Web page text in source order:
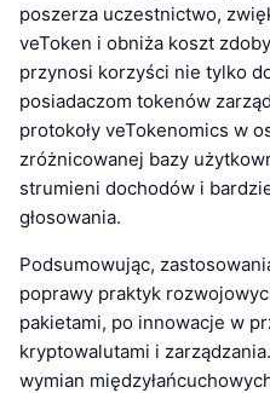
poszerza uczestnictwo,
veToken i obniża koszt
przynosi korzyści nie tylko
posiadaczom tokenów
protokoły veTokenomics w
zróżnicowanej bazy
strumieni dochodów i
głosowania.
Podsumowując,
poprawy praktyk
pakietami, po innowacje w
kryptowalutami i
wymian